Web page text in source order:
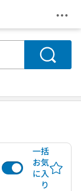
メ
検索
一括
お気
に入
り